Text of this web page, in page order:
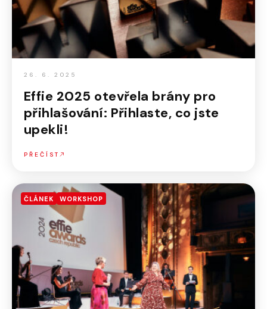
26. 6. 2025
Effie 2025 otevřela brány pro
přihlašování: Přihlaste, co jste
upekli!
PŘEČÍST
ČLÁNEK WORKSHOP